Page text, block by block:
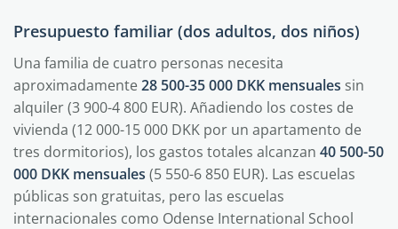
Presupuesto familiar (dos adultos, dos niños)
Una familia de cuatro personas necesita
aproximadamente28 500-35 000 DKK mensuales sin
alquiler (3 900-4 800 EUR). Añadiendo los costes de
vivienda (12 000-15 000 DKK por un apartamento de
tres dormitorios), los gastos totales alcanzan 40 500-50
000 DKK mensuales (5 550-6 850 EUR). Las escuelas
públicas son gratuitas, pero las escuelas
internacionales como Odense International School